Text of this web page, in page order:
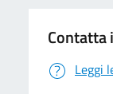
Contatta
Leggi